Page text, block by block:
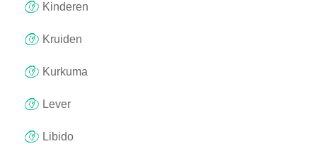
Kinderen
Kruiden
Kurkuma
Lever
Libido